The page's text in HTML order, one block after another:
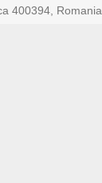
400394, Romania